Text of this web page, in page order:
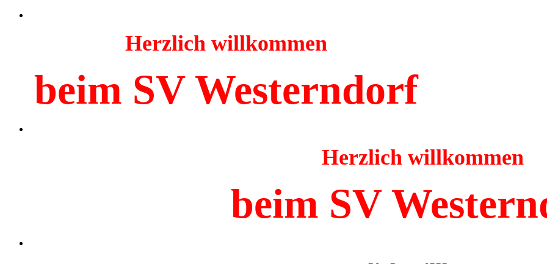
Herzlich willkommen
beim SV Westerndorf
Herzlich willkommen
beim SV